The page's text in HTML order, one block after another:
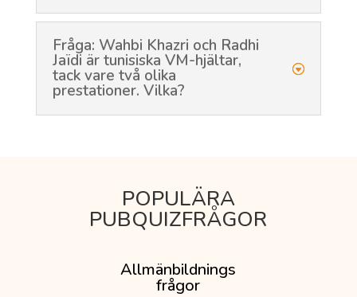
Fråga: Wahbi Khazri och Radhi
Jaïdi är tunisiska VM-hjältar,
tack vare två olika
prestationer. Vilka?
POPULÄRA
PUBQUIZFRÅGOR
Allmänbildnings
frågor